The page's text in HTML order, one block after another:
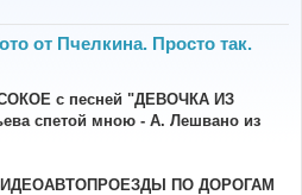
от Пчелкина. Просто так.
с песней "ДЕВОЧКА ИЗ
спетой мною - А. Лешвано из
ПО ДОРОГАМ